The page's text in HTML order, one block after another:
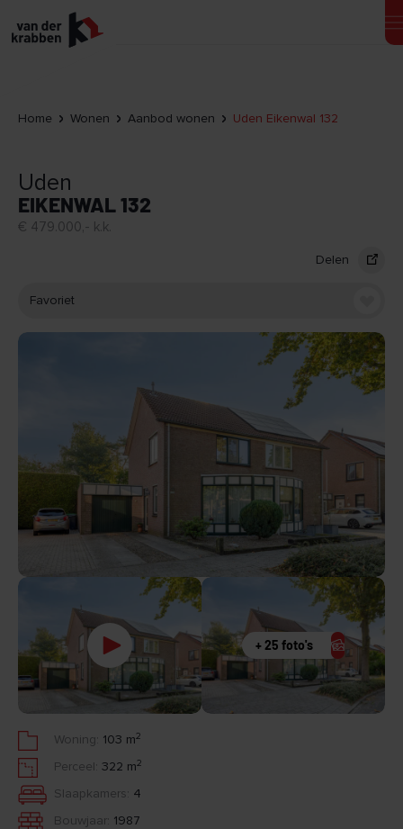
Home Wonen Aanbod wonen Uden Eikenwal 132
Uden
EIKENWAL 132
€ 479.000,- k.k.
Delen
Favoriet
+ 25 foto's
Woning: 103 m 2
Perceel: 322 m 2
Slaapkamers: 4
Bouwjaar: 1987